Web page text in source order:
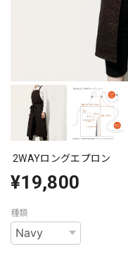
2WAYロングエプロン
¥19,800
種類